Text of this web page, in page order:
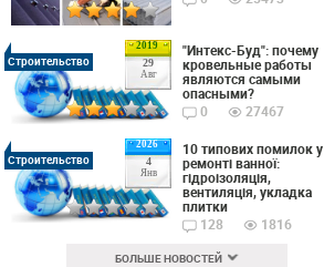
2019
29
Авг
Строительство
"Интекс-Буд": почему
кровельные работы
являются самыми
опасными?
0
27467
2026
4
Янв
Строительство
10 типових помилок у
ремонті ванної:
гідроізоляція,
вентиляція, укладка
плитки
128
1816
БОЛЬШЕ НОВОСТЕЙ